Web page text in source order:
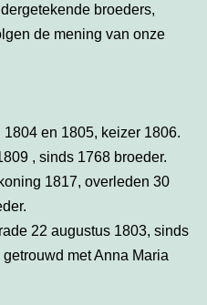
broeders,
de mening van onze
en 1805, keizer 1806.
, sinds 1768 broeder.
1817, overleden 30
22 augustus 1803, sinds
met Anna Maria